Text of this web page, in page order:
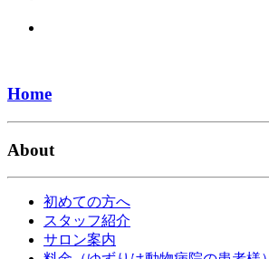
Home
About
初めての方へ
スタッフ紹介
サロン案内